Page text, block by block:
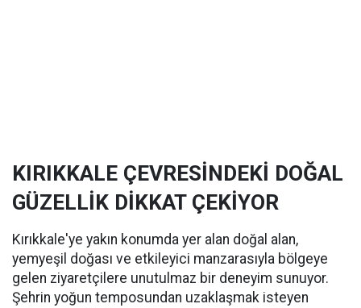
KIRIKKALE ÇEVRESİNDEKİ DOĞAL
GÜZELLİK DİKKAT ÇEKİYOR
Kırıkkale'ye yakın konumda yer alan doğal alan,
yemyeşil doğası ve etkileyici manzarasıyla bölgeye
gelen ziyaretçilere unutulmaz bir deneyim sunuyor.
Şehrin yoğun temposundan uzaklaşmak isteyen